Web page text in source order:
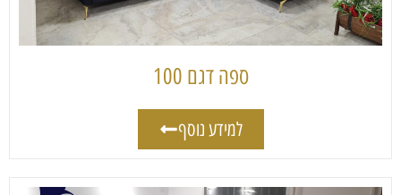
ספה דגם 100
למידע נוסף